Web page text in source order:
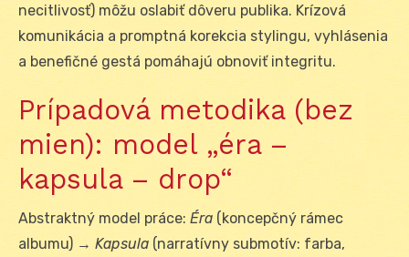
necitlivosť) môžu oslabiť dôveru publika. Krízová
komunikácia a promptná korekcia stylingu, vyhlásenia
a benefičné gestá pomáhajú obnoviť integritu.
Prípadová metodika (bez
mien): model „éra –
kapsula – drop“
Abstraktný model práce: Éra (koncepčný rámec
albumu) → Kapsula (narratívny submotív: farba,